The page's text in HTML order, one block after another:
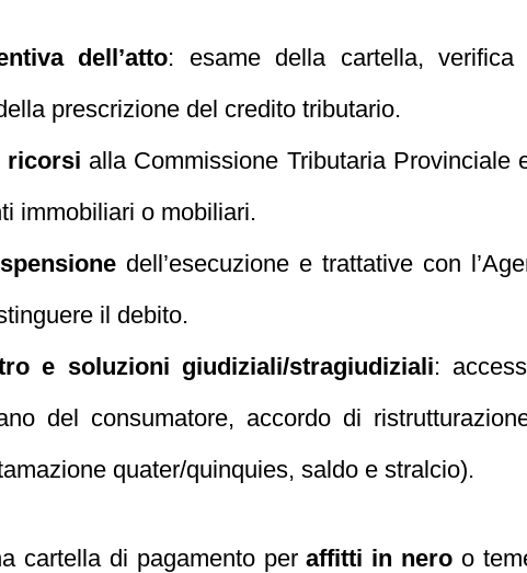
dell’atto: esame della cartella,
prescrizione del credito tributario.
ricorsi alla Commissione Tributaria Provinciale
immobiliari o mobiliari.
dell’esecuzione e trattative con
il debito.
e soluzioni giudiziali/stragiudiziali:
del consumatore, accordo di
quater/quinquies, saldo e stralcio).
cartella di pagamento peraffitti in nero o